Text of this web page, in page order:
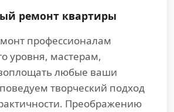
ремонт квартиры
профессионалам
уровня, мастерам,
любые ваши
творческий подход
Преображению